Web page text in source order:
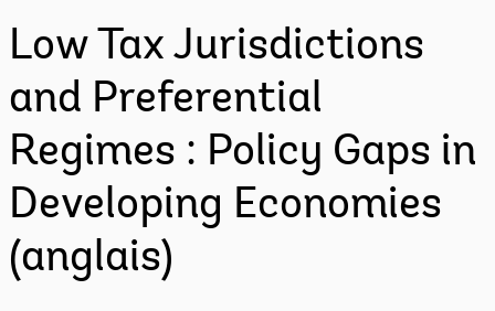
Low Tax Jurisdictions
and Preferential
Regimes : Policy Gaps in
Developing Economies
(anglais)